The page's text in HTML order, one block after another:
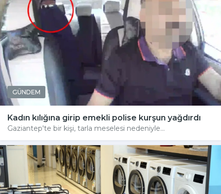
GÜNDEM
Kadın kılığına girip emekli polise kurşun yağdırdı
Gaziantep'te bir kişi, tarla meselesi nedeniyle...